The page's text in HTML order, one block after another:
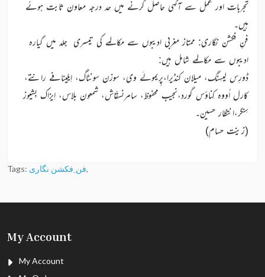
تجربات اور عمل سے آگہی حاصل کرنے میں حد درجہ معاون ثابت ہوئے
ہیں۔
فنِ فکشن نگاری: ممتاز مغربی ادیبوں سے مکالمے کی تیسری جلد میں گیارہ
ادیبوں سے مکالمے شامل ہیں:
ڈورِس لیسِنگ، میلان کنڈیرا،پِریمولَے وی، سوزن سونٹاگ، اِیلینافے رانتے،
کارل اُووہ کِناؤس گورد،نجیب محفوظ، سامرنسقّاش، شمعون بلاس، اِیزاک بِشیوز
سِنگر،انتظار حسین۔
(زینت حسام)
Tags: فن ِفکشن نگاری,
My Account
My Account